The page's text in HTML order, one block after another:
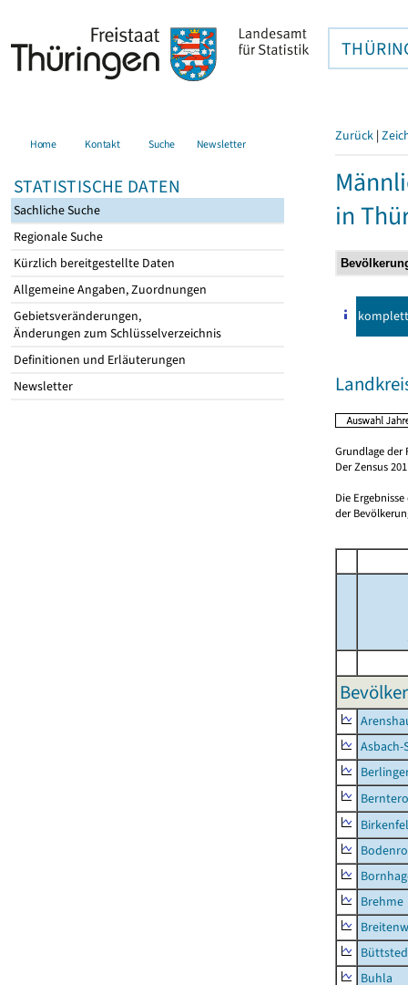
Home Kontakt Suche Newsletter
STATISTISCHE DATEN
Sachliche Suche
Regionale Suche
Kürzlich bereitgestellte Daten
Allgemeine Angaben, Zuordnungen
Gebietsveränderungen,
Änderungen zum Schlüsselverzeichnis
Definitionen und Erläuterungen
Newsletter
Zurück |
in
komplett
Grundlage der
Der Zensus
Die
der
Asbach-
Brehme
Buhla